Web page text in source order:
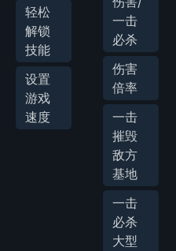
轻松
解锁
技能
设置
游戏
速度
一击
必杀
伤害
倍率
一击
摧毁
敌方
基地
一击
必杀
大型